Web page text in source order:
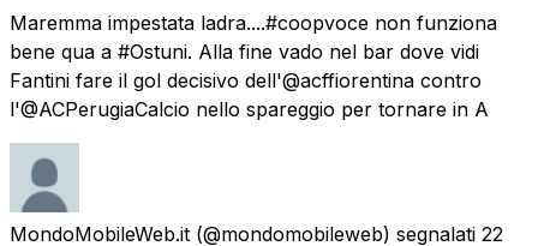
Maremma impestata ladra....#coopvoce non funziona
bene qua a #Ostuni. Alla fine vado nel bar dove vidi
Fantini fare il gol decisivo dell'@acffiorentina contro
l'@ACPerugiaCalcio nello spareggio per tornare in A
MondoMobileWeb.it (@mondomobileweb) segnalati 22